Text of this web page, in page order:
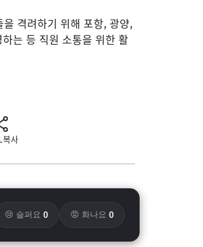
격려하기 위해 포항, 광양,
는 등 직원 소통을 위한 활
복사
😢 슬퍼요 0 😡 화나요 0